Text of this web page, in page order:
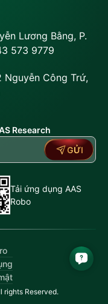
Lương Bằng, P.
573 9779
Nguyễn Công Trứ,
Research
GỬI
Tải ứng dụng AAS
Robo
rights Reserved.